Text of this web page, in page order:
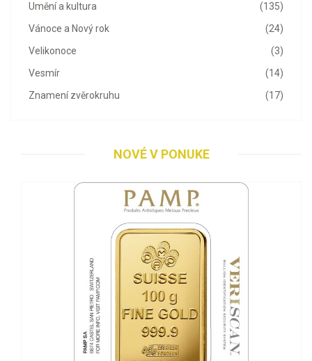
(135)
Umění a kultura
(24)
Vánoce a Nový rok
(3)
Velikonoce
(14)
Vesmír
(17)
Znamení zvěrokruhu
NOVÉ V PONUKE